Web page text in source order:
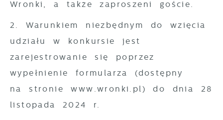
Wronki, a także zaproszeni goście.
2. Warunkiem niezbędnym do wzięcia
udziału w konkursie jest
zarejestrowanie się poprzez
wypełnienie formularza (dostępny
na stronie www.wronki.pl) do dnia 28
listopada 2024 r.